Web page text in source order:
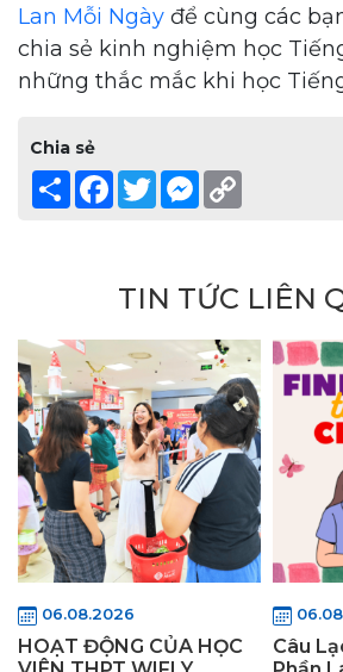
Lan Mỗi Ngày để cùng các
chia sẻ kinh nghiệm học
những thắc mắc khi học
Chia sẻ
Share Facebook
TwitterMessenger
TIN TỨC LIÊN
06.08.2026
HOẠT ĐỘNG CỦA HỌC
Câu